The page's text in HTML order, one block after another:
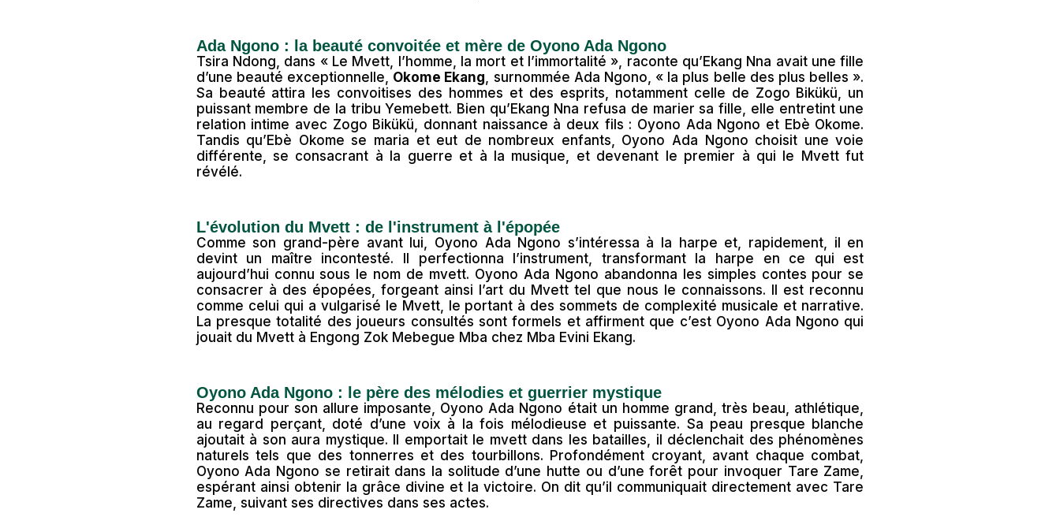
Ada Ngono : la beauté convoitée et mère de Oyono Ada Ngono
Tsira Ndong, dans « Le Mvett, l’homme, la mort et l’immortalité », raconte qu’Ekang Nna avait une fille
d’une beauté exceptionnelle, Okome Ekang, surnommée Ada Ngono, « la plus belle des plus belles ».
Sa beauté attira les convoitises des hommes et des esprits, notamment celle de Zogo Bikükü, un
puissant membre de la tribu Yemebett. Bien qu’Ekang Nna refusa de marier sa fille, elle entretint une
relation intime avec Zogo Bikükü, donnant naissance à deux fils : Oyono Ada Ngono et Ebè Okome.
Tandis qu’Ebè Okome se maria et eut de nombreux enfants, Oyono Ada Ngono choisit une voie
différente, se consacrant à la guerre et à la musique, et devenant le premier à qui le Mvett fut
révélé.
L'évolution du Mvett : de l'instrument à l'épopée
Comme son grand-père avant lui, Oyono Ada Ngono s’intéressa à la harpe et, rapidement, il en
devint un maître incontesté. Il perfectionna l’instrument, transformant la harpe en ce qui est
aujourd’hui connu sous le nom de mvett. Oyono Ada Ngono abandonna les simples contes pour se
consacrer à des épopées, forgeant ainsi l’art du Mvett tel que nous le connaissons. Il est reconnu
comme celui qui a vulgarisé le Mvett, le portant à des sommets de complexité musicale et narrative.
La presque totalité des joueurs consultés sont formels et affirment que c’est Oyono Ada Ngono qui
jouait du Mvett à Engong Zok Mebegue Mba chez Mba Evini Ekang.
Oyono Ada Ngono : le père des mélodies et guerrier mystique
Reconnu pour son allure imposante, Oyono Ada Ngono était un homme grand, très beau, athlétique,
au regard perçant, doté d’une voix à la fois mélodieuse et puissante. Sa peau presque blanche
ajoutait à son aura mystique. Il emportait le mvett dans les batailles, il déclenchait des phénomènes
naturels tels que des tonnerres et des tourbillons. Profondément croyant, avant chaque combat,
Oyono Ada Ngono se retirait dans la solitude d’une hutte ou d’une forêt pour invoquer Tare Zame,
espérant ainsi obtenir la grâce divine et la victoire. On dit qu’il communiquait directement avec Tare
Zame, suivant ses directives dans ses actes.